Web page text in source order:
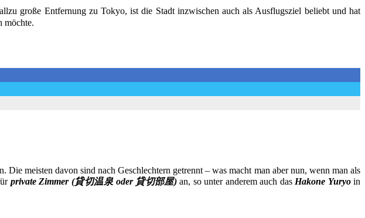
große Entfernung zu Tokyo, ist die Stadt inzwischen auch als Ausflugsziel beliebt und hat
möchte.
meisten davon sind nach Geschlechtern getrennt – was macht man aber nun, wenn man als
private Zimmer (貸切温泉 oder 貸切部屋) an, so unter anderem auch das Hakone Yuryo in